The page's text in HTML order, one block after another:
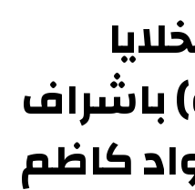
باشراف
كاظم